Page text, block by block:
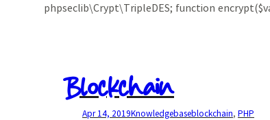
phpseclib\Crypt\TripleDES; function
Blockchain
Apr 14, 2019Knowledgebaseblockchain, PHP